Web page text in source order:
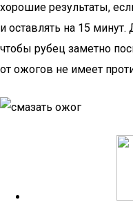
хорошие результаты,
и оставлять на 15
чтобы рубец заметно
от ожогов не имеет